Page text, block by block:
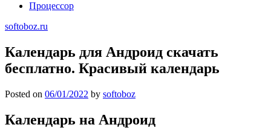
Процессор
softoboz.ru
Календарь для Андроид скачать
бесплатно. Красивый календарь
Posted on 06/01/2022 by softoboz
Календарь на Андроид